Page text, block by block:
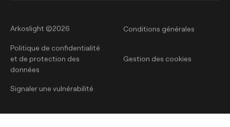
Arkoslight ©2026 Conditions générales
Politique de confidentialité
et de protection des
données
Gestion des cookies
Signaler une vulnérabilité